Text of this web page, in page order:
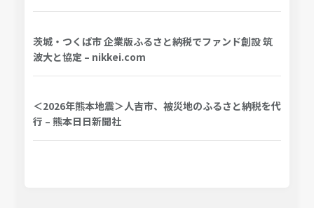
茨城・つくば市 企業版ふるさと納税でファンド創設 筑
波大と協定 – nikkei.com
＜2026年熊本地震＞人吉市、被災地のふるさと納税を代
行 – 熊本日日新聞社